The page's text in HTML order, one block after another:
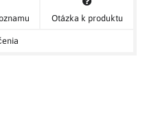
Otázka k produktu